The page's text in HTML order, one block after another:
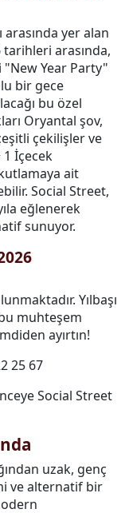
arasında yer alan
tarihleri arasında,
Year Party"
bir gece
bu özel
Oryantal şov,
çekilişler ve
İçecek
ait
Social Street,
eğlenerek
sunuyor.
Yılbaşı
muhteşem
ayırtın!
25 67
Social Street
uzak, genç
ve alternatif bir